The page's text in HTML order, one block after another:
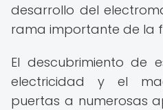
desarrollo del
rama importante de la
El descubrimiento de
electricidad y el
puertas a numerosas